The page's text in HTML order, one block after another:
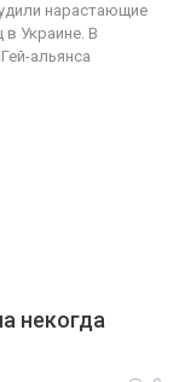
нарастающие
Украине. В
альянса
некогда